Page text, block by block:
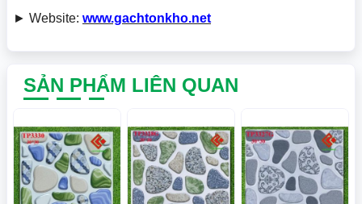
► Website: www.gachtonkho.net
SẢN PHẨM LIÊN QUAN